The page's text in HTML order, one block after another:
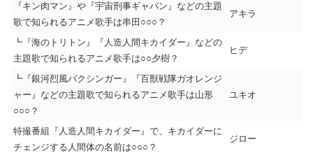
『キン肉マン』や『宇宙刑事ギャバン』などの主題
歌で知られるアニメ歌手は串田○○○？
アキラ
┗『海のトリトン』『人造人間キカイダー』などの
主題歌で知られるアニメ歌手は○○夕樹？
ヒデ
┗『銀河烈風バクシンガー』『百獣戦隊ガオレンジ
ャー』などの主題歌で知られるアニメ歌手は山形
○○○？
ユキオ
特撮番組『人造人間キカイダー』で、キカイダーに
チェンジする人間体の名前は○○○？
ジロー